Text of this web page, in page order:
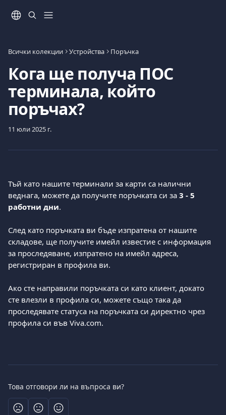
Всички колекции Устройства Поръчка
Кога ще получа ПОС
терминала, който
поръчах?
11 юли 2025 г.
Тъй като нашите терминали за карти са налични
веднага, можете да получите поръчката си за 3 - 5
работни дни.
След като поръчката ви бъде изпратена от нашите
складове, ще получите имейл известие с информация
за проследяване, изпратено на имейл адреса,
регистриран в профила ви.
Ако сте направили поръчката си като клиент, докато
сте влезли в профила си, можете също така да
проследявате статуса на поръчката си директно чрез
профила си във Viva.com.
Това отговори ли на въпроса ви?